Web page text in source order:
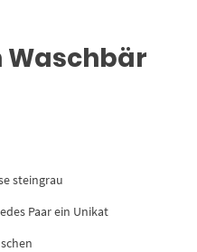
Waschbär
€
steingrau
Paar ein Unikat